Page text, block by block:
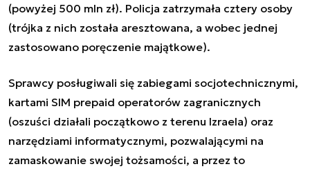
(powyżej 500 mln zł). Policja zatrzymała cztery osoby
(trójka z nich została aresztowana, a wobec jednej
zastosowano poręczenie majątkowe).
Sprawcy posługiwali się zabiegami socjotechnicznymi,
kartami SIM prepaid operatorów zagranicznych
(oszuści działali początkowo z terenu Izraela) oraz
narzędziami informatycznymi, pozwalającymi na
zamaskowanie swojej tożsamości, a przez to